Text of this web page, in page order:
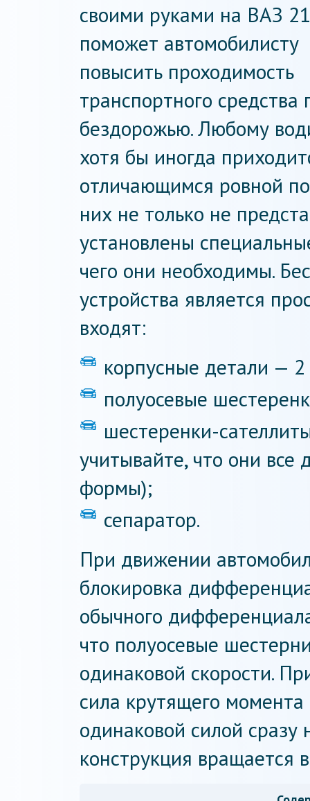
своими руками на ВАЗ
поможет автомобилисту
повысить проходимость
транспортного средства
бездорожью. Любому
хотя бы иногда
отличающимся ровной
них не только не
установлены
чего они необходимы.
устройства является
входят:
корпусные детали —
полуосевые
шестеренки-
учитывайте, что они
формы);
сепаратор.
При движении
блокировка
обычного
что полуосевые
одинаковой скорости.
сила крутящего
одинаковой силой сразу
конструкция вращается